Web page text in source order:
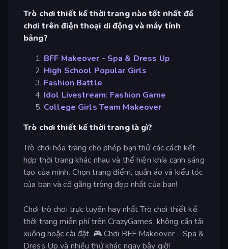
Trò chơi thiết kế thời trang nào tốt nhất để
chơi trên điện thoại di động và máy tính
bảng?
BFF Makeover - Spa & Dress Up
High School Popular Girls
Fashion Battle
Idol Livestream: Fashion Game
College Girls Team Makeover
Trò chơi thiết kế thời trang là gì?
Trò chơi hóa trang cho phép bạn thử các cách kết
hợp thời trang khác nhau và thể hiện khía cạnh sáng
tạo của mình. Chọn trang điểm, quần áo và kiểu tóc
của bạn và cố gắng trông đẹp nhất của bạn!
Chơi trò chơi trực tuyến hay nhất Trò chơi thiết kế
thời trang miễn phí trên CrazyGames, không cần tải
xuống hoặc cài đặt. 🎮 Chơi BFF Makeover - Spa &
Dress Up và nhiều thứ khác ngay bây giờ!